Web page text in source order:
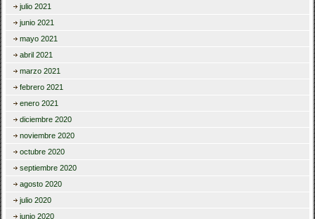
julio 2021
junio 2021
mayo 2021
abril 2021
marzo 2021
febrero 2021
enero 2021
diciembre 2020
noviembre 2020
octubre 2020
septiembre 2020
agosto 2020
julio 2020
junio 2020